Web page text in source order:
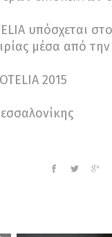
υπόσχεται
μέσα από την
2015